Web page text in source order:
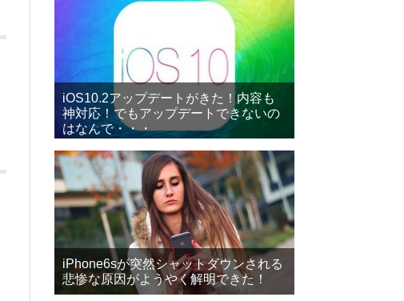
iOS10.2アップデートがきた！内容も
神対応！でもアップデートできないの
はなんで・・・
iPhone6sが突然シャットダウンされる
悲惨な原因がようやく解明できた！